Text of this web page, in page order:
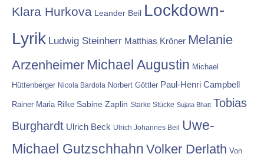
Klara Hurkova Leander Beil Lockdown-
Lyrik Ludwig Steinherr Matthias Kröner Melanie
Arzenheimer Michael Augustin Michael
Hüttenberger Nicola Bardola Norbert Göttler Paul-Henri Campbell
Rainer Maria Rilke Sabine Zaplin Starke Stücke Sujata Bhatt Tobias
Burghardt Ulrich Beck Ulrich Johannes Beil Uwe-
Michael Gutzschhahn Volker Derlath Von